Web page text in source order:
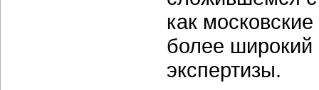
как
более широкий
экспертизы.